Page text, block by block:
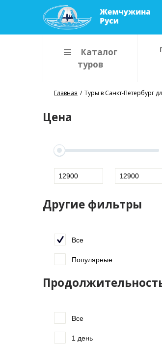
Каталог
туров
Главная Туры в Санкт-Петербург
Цена
Другие фильтры
Все
Популярные
Все
1 день